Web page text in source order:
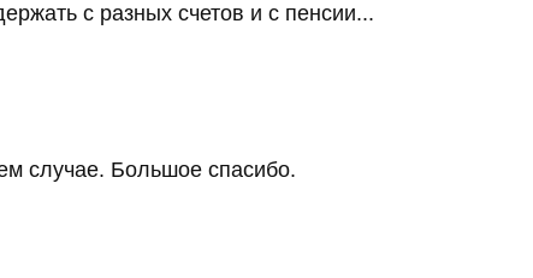
с разных счетов и с пенсии...
случае. Большое спасибо.